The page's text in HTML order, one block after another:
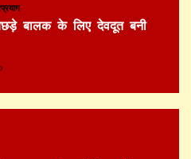
बालक के लिए देवदूत बनी